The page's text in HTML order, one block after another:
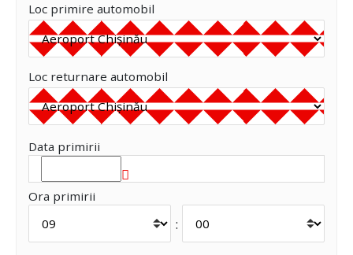
Loc primire automobil
Loc returnare automobil
Data primirii
Ora primirii
: